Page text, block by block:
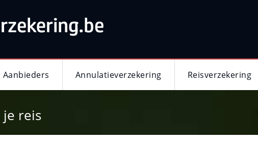
Aanbieders Annulatieverzekering Reisverzekering
reis